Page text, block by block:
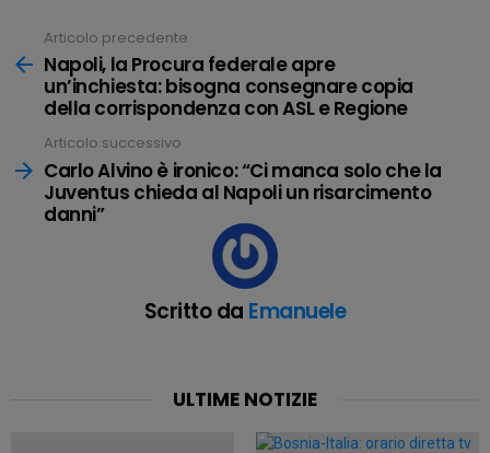
Leggi
tutto
Articolo precedente
Napoli, la Procura federale apre
un’inchiesta: bisogna consegnare copia
della corrispondenza con ASL e Regione
Articolo successivo
Carlo Alvino è ironico: “Ci manca solo che la
Juventus chieda al Napoli un risarcimento
danni”
Scritto da Emanuele
ULTIME NOTIZIE